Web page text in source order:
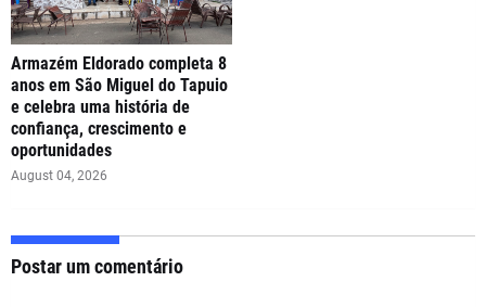
Armazém Eldorado completa 8
anos em São Miguel do Tapuio
e celebra uma história de
confiança, crescimento e
oportunidades
August 04, 2026
Postar um comentário